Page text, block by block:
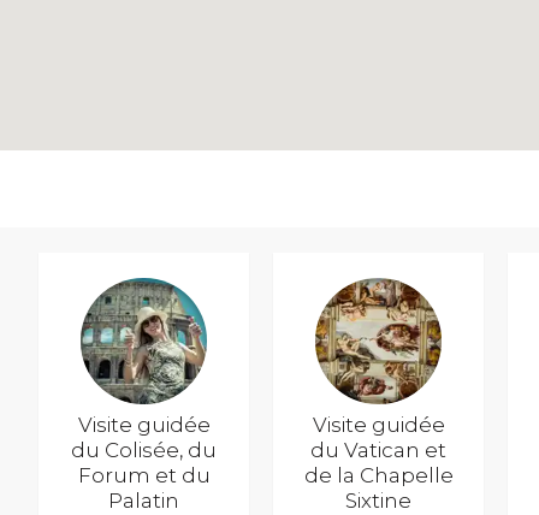
Visite guidée
du Colisée, du
Forum et du
Palatin
Visite guidée
du Vatican et
de la Chapelle
Sixtine